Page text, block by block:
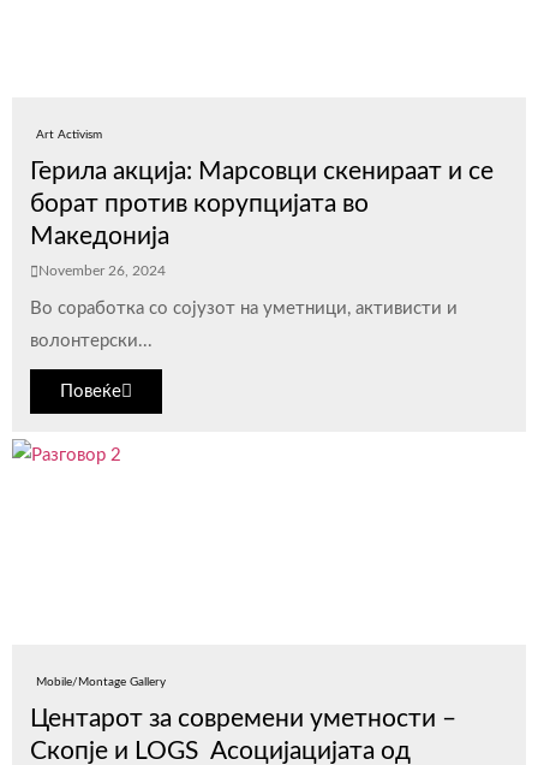
Art Activism
Герила акција: Марсовци скенираат и се
борат против корупцијата во
Македонија
November 26, 2024
Во соработка со сојузот на уметници, активисти и
волонтерски...
Повеќе
Mobile/Montage Gallery
Центарот за современи уметности –
Скопје и LOGS Асоцијацијата од